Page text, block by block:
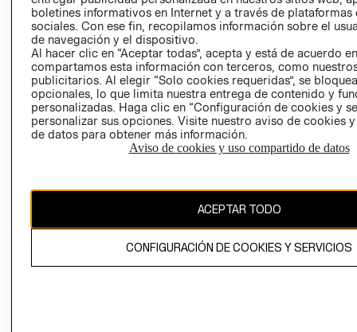
Ecuador ($)
CAMBIAR REGIÓN
propiedad de H&M Hennes & Mauritz AB.
boletines informativos en Internet y a través de plataformas
sociales. Con ese fin, recopilamos información sobre el
de navegación y el dispositivo.
Al hacer clic en “Aceptar todas”, acepta y está de acuerdo
compartamos esta información con terceros, como
publicitarios. Al elegir “Solo cookies requeridas”, se
opcionales, lo que limita nuestra entrega de contenido y
personalizadas. Haga clic en “Configuración de cookies y
personalizar sus opciones. Visite nuestro aviso de cookies
de datos para obtener más información.
Aviso de cookies y uso compartido de datos
ACEPTAR TODO
CONFIGURACIÓN DE COOKIES Y SERVICIOS